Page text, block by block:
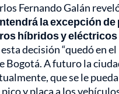
Fernando Galán
la excepción de
híbridos y eléctricos
decisión “quedó en el
Bogotá. A futuro la
que se le
pico y placa a los